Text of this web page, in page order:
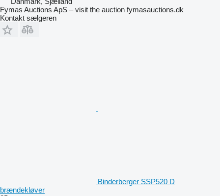
Fymas Auctions ApS – visit the auction fymasauctions.dk
Kontakt sælgeren
Binderberger SSP520 D
brændekløver